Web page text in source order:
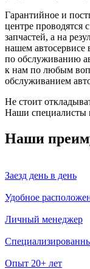
Гарантийное и
центре проводятся
запчастей, а на
нашем автосервисе
по обслуживанию
к нам по любым
обслуживанием
Не стоит
Наши специалисты
Наши
Заезд день в день
Удобное
Личный менеджер
Опыт 20+ лет